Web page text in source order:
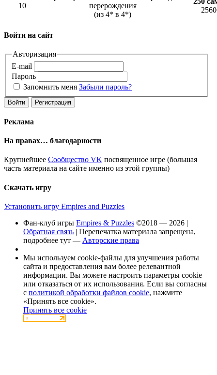
10
перерождения
(из 4* в 4*)
Войти на сайт
Авторизация
E-mail
Пароль
Запомнить меня Забыли пароль?
Войти Регистрация
Реклама
На правах… благодарности
Крупнейшее Сообщество VK посвященное игре (большая
часть материала на сайте именно из этой группы)
Скачать игру
Установить игру Empires and Puzzles
Фан-клуб игры Empires & Puzzles ©2018 — 2026 |
Обратная связь | Перепечатка материала запрещена,
подробнее тут — Авторские права
Мы используем cookie-файлы для улучшения работы
сайта и предоставления вам более релевантной
информации. Вы можете настроить параметры cookie
или отказаться от их использования. Если вы согласны
с политикой обработки файлов cookie, нажмите
«Принять все cookie».
Принять все cookie